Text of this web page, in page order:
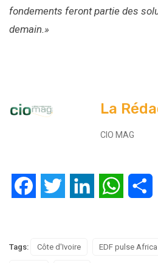
fondements feront partie des
demain.»
La
CIO MAG
FacebookTwitter LinkedIn
Tags: Côte d'Ivoire EDF pulse Africa